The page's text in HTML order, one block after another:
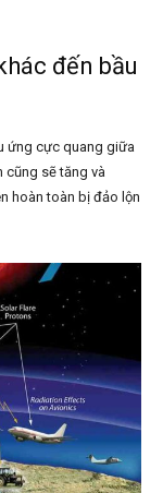
đến bầu
ứng cực quang giữa
cũng sẽ tăng và
hoàn toàn bị đảo lộn